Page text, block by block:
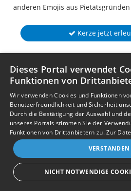
anderen Emojis aus
Kerze jetzt
Dieses Portal verwendet
Funktionen von
Wir verwenden Cookies und Funktionen
Benutzerfreundlichkeit und Sicherheit
Durch die Bestätigung der Auswahl und
unseres Portals stimmen Sie der
Funktionen von Drittanbietern zu.Zur
VERSTANDEN
NICHT NOTWENDIGE